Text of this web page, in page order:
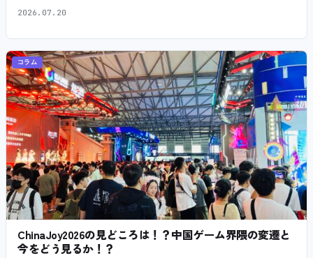
2026.07.20
コラム
ChinaJoy2026の見どころは！？中国ゲーム界隈の変遷と
今をどう見るか！？